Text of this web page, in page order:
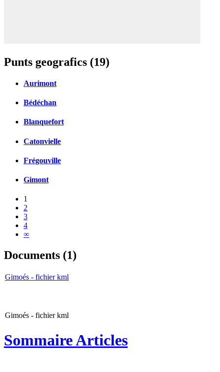
Punts geografics (19)
Aurimont
Bédéchan
Blanquefort
Catonvielle
Frégouville
Gimont
1
2
3
4
∞
Documents (1)
Gimoés - fichier kml
Gimoés - fichier kml
Sommaire Articles